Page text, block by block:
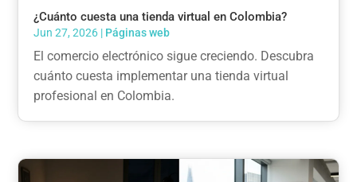
¿Cuánto cuesta una tienda virtual en Colombia?
Jun 27, 2026 | Páginas web
El comercio electrónico sigue creciendo. Descubra
cuánto cuesta implementar una tienda virtual
profesional en Colombia.